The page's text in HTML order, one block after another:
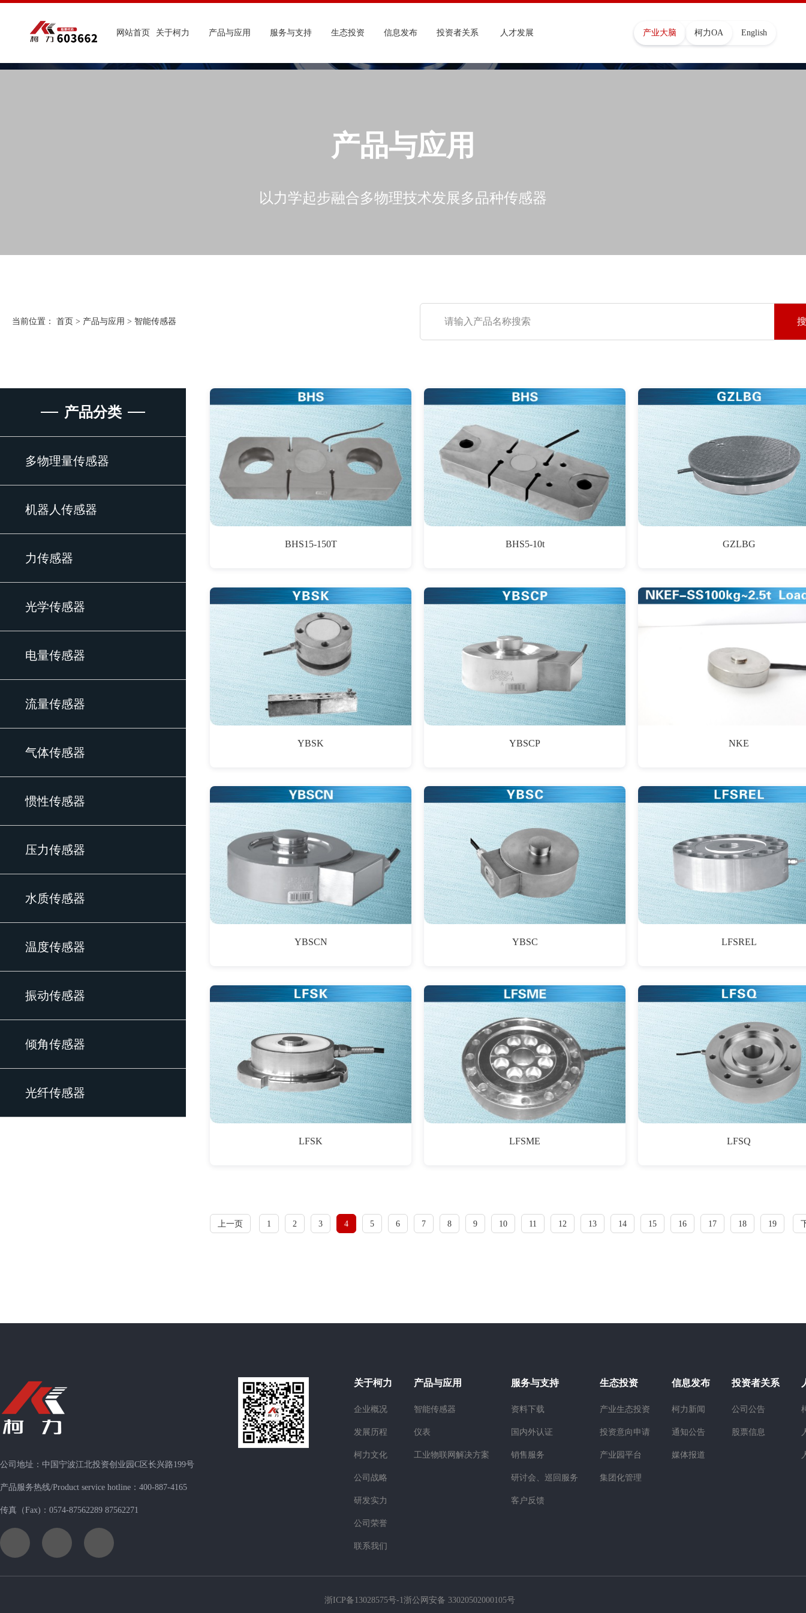
网站首页 关于柯力 产品与应用 服务与支持 生态投资 信息发布 投资者关系 人才发展 产业大脑 柯力OA English
产品与应用
以力学起步融合多物理技术发展多品种传感器
当前位置： 首页 > 产品与应用 > 智能传感器
产品分类
多物理量传感器
机器人传感器
力传感器
光学传感器
电量传感器
流量传感器
气体传感器
惯性传感器
压力传感器
水质传感器
温度传感器
振动传感器
倾角传感器
光纤传感器
BHS15-150T BHS5-10t GZLBG
YBSK YBSCP NKE
YBSCN YBSC LFSREL
LFSK LFSME LFSQ
上一页 1 2 3 4 5 6 7 8 9 10 11 12 13 14 15 16 17 18 19
公司地址：中国宁波江北投资创业园C区长兴路199号
产品服务热线/Product service hotline：400-887-4165
传真（Fax)：0574-87562289 87562271
关于柯力
企业概况
发展历程
柯力文化
公司战略
研发实力
公司荣誉
联系我们
产品与应用
智能传感器
仪表
工业物联网解决方案
服务与支持
资料下载
国内外认证
销售服务
研讨会、巡回服务
客户反馈
生态投资
产业生态投资
投资意向申请
产业园平台
集团化管理
信息发布
柯力新闻
通知公告
媒体报道
投资者关系
公司公告
股票信息
浙ICP备13028575号-1浙公网安备 33020502000105号